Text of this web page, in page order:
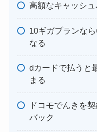
高額なキャッシ
10ギガプランな
なる
dカードで払うと
まる
ドコモでんきを
バック